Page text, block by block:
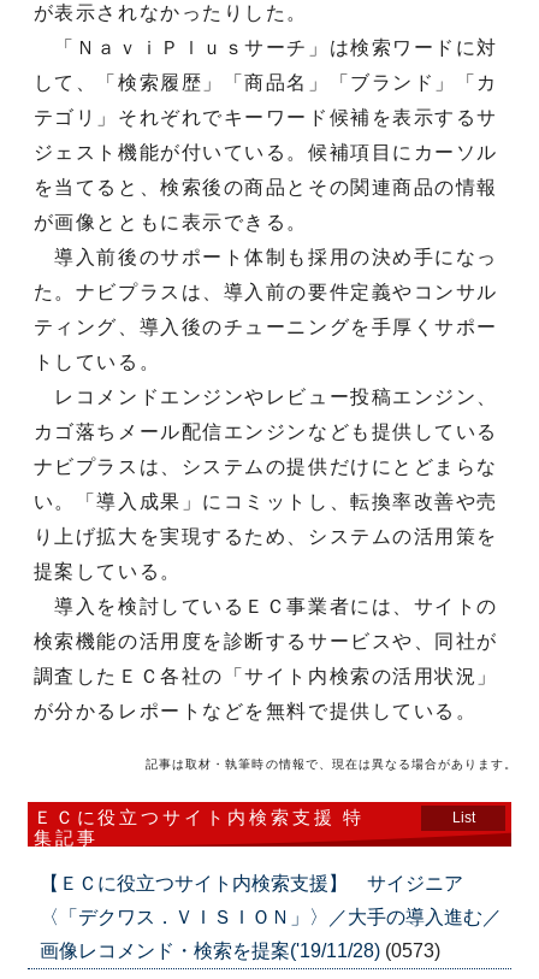
が表示されなかったりした。
「ＮａｖｉＰｌｕｓサーチ」は検索ワードに対
して、「検索履歴」「商品名」「ブランド」「カ
テゴリ」それぞれでキーワード候補を表示するサ
ジェスト機能が付いている。候補項目にカーソル
を当てると、検索後の商品とその関連商品の情報
が画像とともに表示できる。
導入前後のサポート体制も採用の決め手になっ
た。ナビプラスは、導入前の要件定義やコンサル
ティング、導入後のチューニングを手厚くサポー
トしている。
レコメンドエンジンやレビュー投稿エンジン、
カゴ落ちメール配信エンジンなども提供している
ナビプラスは、システムの提供だけにとどまらな
い。「導入成果」にコミットし、転換率改善や売
り上げ拡大を実現するため、システムの活用策を
提案している。
導入を検討しているＥＣ事業者には、サイトの
検索機能の活用度を診断するサービスや、同社が
調査したＥＣ各社の「サイト内検索の活用状況」
が分かるレポートなどを無料で提供している。
記事は取材・執筆時の情報で、現在は異なる場合があります。
ＥＣに役立つサイト内検索支援 特
集記事
List
【ＥＣに役立つサイト内検索支援】 サイジニア
〈「デクワス．ＶＩＳＩＯＮ」〉／大手の導入進む／
画像レコメンド・検索を提案('19/11/28) (0573)